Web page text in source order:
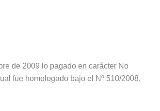
de 2009 lo pagado en carácter No
fue homologado bajo el Nº 510/2008,